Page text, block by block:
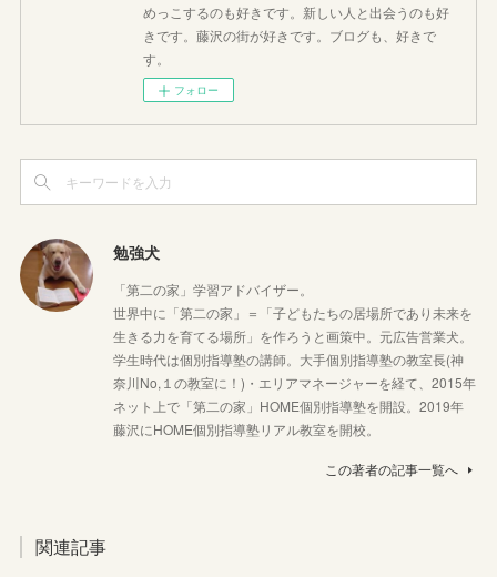
めっこするのも好きです。新しい人と出会うのも好
きです。藤沢の街が好きです。ブログも、好きで
す。
フォロー
勉強犬
「第二の家」学習アドバイザー。
世界中に「第二の家」＝「子どもたちの居場所であり未来を
生きる力を育てる場所」を作ろうと画策中。元広告営業犬。
学生時代は個別指導塾の講師。大手個別指導塾の教室長(神
奈川No,１の教室に！)・エリアマネージャーを経て、2015年
ネット上で「第二の家」HOME個別指導塾を開設。2019年
藤沢にHOME個別指導塾リアル教室を開校。
この著者の記事一覧へ
関連記事